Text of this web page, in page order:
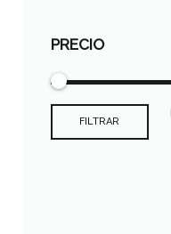
PRECIO
FILTRAR